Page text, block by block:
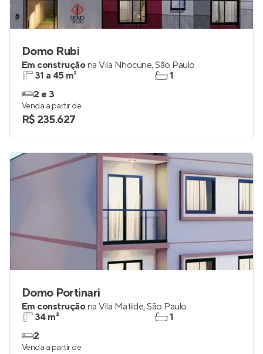
Domo Rubi
Em construçãona Vila Nhocune,São Paulo
31 a 45 m²
2 e 3
1
Venda a partir de
R$ 235.627
Domo Portinari
Em construçãona Vila Matilde,São Paulo
34 m²
2
1
Venda a partir de